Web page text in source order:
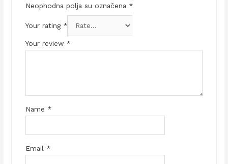
Neophodna polja su označena *
Your rating *
Your review *
Name *
Email *